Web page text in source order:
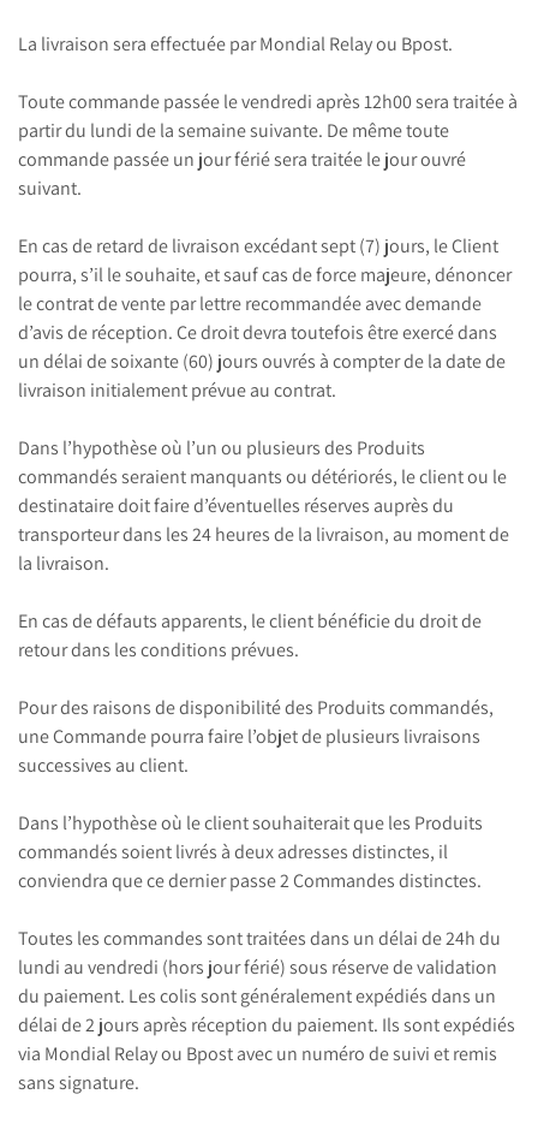
La livraison sera effectuée par Mondial Relay ou Bpost.
Toute commande passée le vendredi après 12h00 sera traitée à
partir du lundi de la semaine suivante. De même toute
commande passée un jour férié sera traitée le jour ouvré
suivant.
En cas de retard de livraison excédant sept (7) jours, le Client
pourra, s’il le souhaite, et sauf cas de force majeure, dénoncer
le contrat de vente par lettre recommandée avec demande
d’avis de réception. Ce droit devra toutefois être exercé dans
un délai de soixante (60) jours ouvrés à compter de la date de
livraison initialement prévue au contrat.
Dans l’hypothèse où l’un ou plusieurs des Produits
commandés seraient manquants ou détériorés, le client ou le
destinataire doit faire d’éventuelles réserves auprès du
transporteur dans les 24 heures de la livraison, au moment de
la livraison.
En cas de défauts apparents, le client bénéficie du droit de
retour dans les conditions prévues.
Pour des raisons de disponibilité des Produits commandés,
une Commande pourra faire l’objet de plusieurs livraisons
successives au client.
Dans l’hypothèse où le client souhaiterait que les Produits
commandés soient livrés à deux adresses distinctes, il
conviendra que ce dernier passe 2 Commandes distinctes.
Toutes les commandes sont traitées dans un délai de 24h du
lundi au vendredi (hors jour férié) sous réserve de validation
du paiement. Les colis sont généralement expédiés dans un
délai de 2 jours après réception du paiement. Ils sont expédiés
via Mondial Relay ou Bpost avec un numéro de suivi et remis
sans signature.